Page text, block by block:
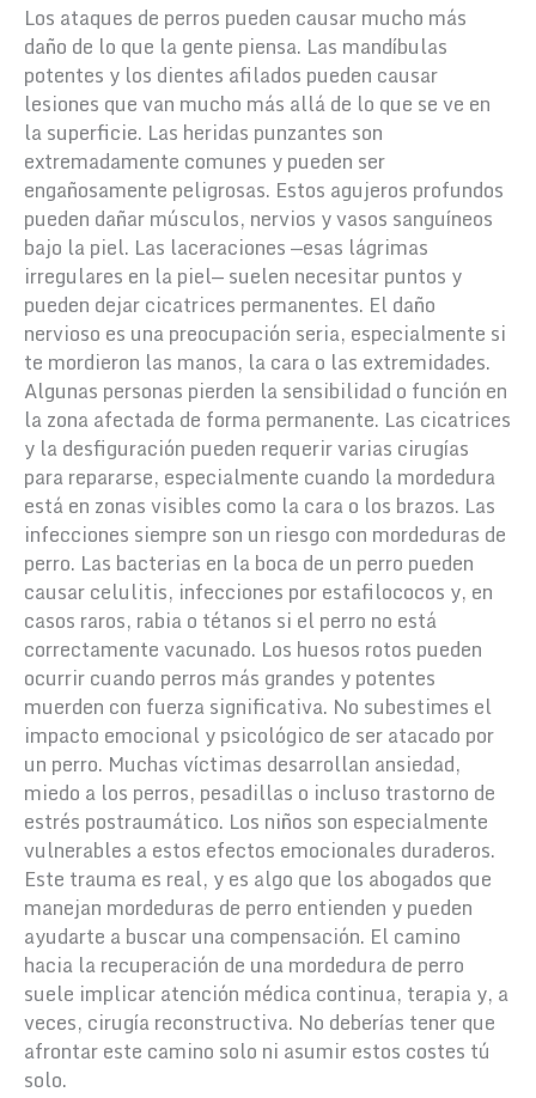
Los ataques de perros pueden causar mucho más
daño de lo que la gente piensa. Las mandíbulas
potentes y los dientes afilados pueden causar
lesiones que van mucho más allá de lo que se ve en
la superficie. Las heridas punzantes son
extremadamente comunes y pueden ser
engañosamente peligrosas. Estos agujeros profundos
pueden dañar músculos, nervios y vasos sanguíneos
bajo la piel. Las laceraciones —esas lágrimas
irregulares en la piel— suelen necesitar puntos y
pueden dejar cicatrices permanentes. El daño
nervioso es una preocupación seria, especialmente si
te mordieron las manos, la cara o las extremidades.
Algunas personas pierden la sensibilidad o función en
la zona afectada de forma permanente. Las cicatrices
y la desfiguración pueden requerir varias cirugías
para repararse, especialmente cuando la mordedura
está en zonas visibles como la cara o los brazos. Las
infecciones siempre son un riesgo con mordeduras de
perro. Las bacterias en la boca de un perro pueden
causar celulitis, infecciones por estafilococos y, en
casos raros, rabia o tétanos si el perro no está
correctamente vacunado. Los huesos rotos pueden
ocurrir cuando perros más grandes y potentes
muerden con fuerza significativa. No subestimes el
impacto emocional y psicológico de ser atacado por
un perro. Muchas víctimas desarrollan ansiedad,
miedo a los perros, pesadillas o incluso trastorno de
estrés postraumático. Los niños son especialmente
vulnerables a estos efectos emocionales duraderos.
Este trauma es real, y es algo que los abogados que
manejan mordeduras de perro entienden y pueden
ayudarte a buscar una compensación. El camino
hacia la recuperación de una mordedura de perro
suele implicar atención médica continua, terapia y, a
veces, cirugía reconstructiva. No deberías tener que
afrontar este camino solo ni asumir estos costes tú
solo.